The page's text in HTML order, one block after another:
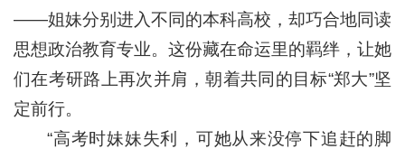
——姐妹分别进入不同的本科高校，却巧合地同读
思想政治教育专业。这份藏在命运里的羁绊，让她
们在考研路上再次并肩，朝着共同的目标“郑大”坚
定前行。
“高考时妹妹失利，可她从来没停下追赶的脚